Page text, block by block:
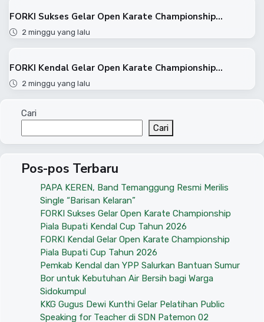
FORKI Sukses Gelar Open Karate Championship...
2 minggu yang lalu
FORKI Kendal Gelar Open Karate Championship...
2 minggu yang lalu
Cari
Cari
Pos-pos Terbaru
PAPA KEREN, Band Temanggung Resmi Merilis
Single “Barisan Kelaran”
FORKI Sukses Gelar Open Karate Championship
Piala Bupati Kendal Cup Tahun 2026
FORKI Kendal Gelar Open Karate Championship
Piala Bupati Cup Tahun 2026
Pemkab Kendal dan YPP Salurkan Bantuan Sumur
Bor untuk Kebutuhan Air Bersih bagi Warga
Sidokumpul
KKG Gugus Dewi Kunthi Gelar Pelatihan Public
Speaking for Teacher di SDN Patemon 02